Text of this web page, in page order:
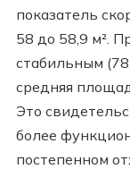
показатель
58 до 58,9 м².
стабильным
средняя
Это
более
постепенном